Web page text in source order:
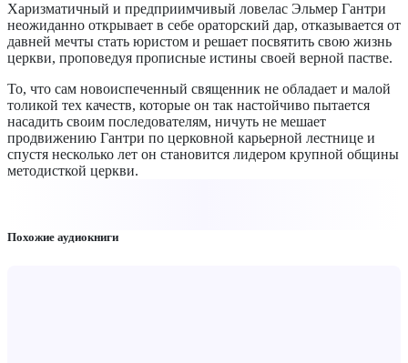
Харизматичный и предприимчивый ловелас Эльмер Гантри
неожиданно открывает в себе ораторский дар, отказывается от
давней мечты стать юристом и решает посвятить свою жизнь
церкви, проповедуя прописные истины своей верной пастве.
То, что сам новоиспеченный священник не обладает и малой
толикой тех качеств, которые он так настойчиво пытается
насадить своим последователям, ничуть не мешает
продвижению Гантри по церковной карьерной лестнице и
спустя несколько лет он становится лидером крупной общины
методисткой церкви.
Похожие аудиокниги